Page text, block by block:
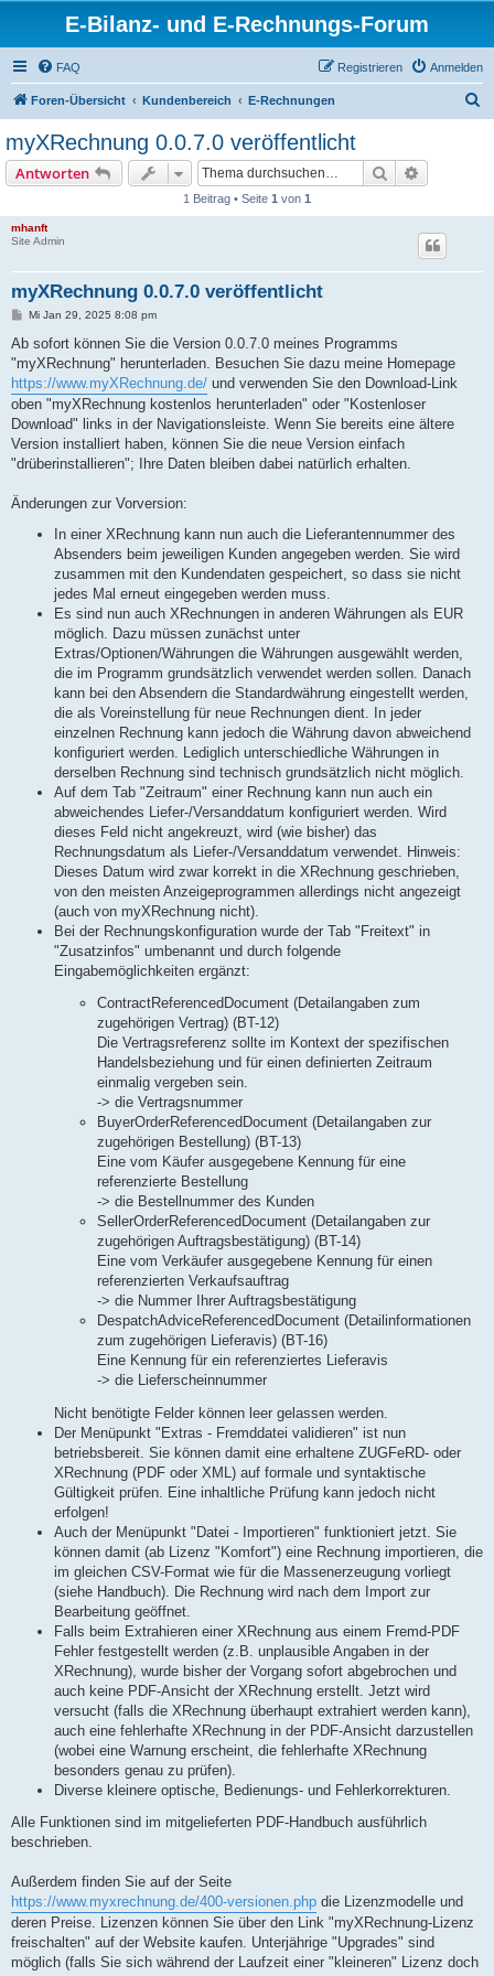
E-Bilanz- und E-Rechnungs-Forum
FAQ Anmelden
Registrieren
Foren-Übersicht Kundenbereich E-Rechnungen
myXRechnung 0.0.7.0 veröffentlicht
Antworten Suche
1 Beitrag • Seite 1 von 1
mhanft
Site Admin
myXRechnung 0.0.7.0 veröffentlicht
B
i
r
a
g
Mi Jan 29, 2025 8:08 pm
Ab sofort können Sie die Version 0.0.7.0 meines Programms
"myXRechnung" herunterladen. Besuchen Sie dazu meine Homepage
https://www.myXRechnung.de/ und verwenden Sie den Download-Link
oben "myXRechnung kostenlos herunterladen" oder "Kostenloser
Download" links in der Navigationsleiste. Wenn Sie bereits eine ältere
Version installiert haben, können Sie die neue Version einfach
"drüberinstallieren"; Ihre Daten bleiben dabei natürlich erhalten.
Änderungen zur Vorversion:
In einer XRechnung kann nun auch die Lieferantennummer des
Absenders beim jeweiligen Kunden angegeben werden. Sie wird
zusammen mit den Kundendaten gespeichert, so dass sie nicht
jedes Mal erneut eingegeben werden muss.
Es sind nun auch XRechnungen in anderen Währungen als EUR
möglich. Dazu müssen zunächst unter
Extras/Optionen/Währungen die Währungen ausgewählt werden,
die im Programm grundsätzlich verwendet werden sollen. Danach
kann bei den Absendern die Standardwährung eingestellt werden,
die als Voreinstellung für neue Rechnungen dient. In jeder
einzelnen Rechnung kann jedoch die Währung davon abweichend
konfiguriert werden. Lediglich unterschiedliche Währungen in
derselben Rechnung sind technisch grundsätzlich nicht möglich.
Auf dem Tab "Zeitraum" einer Rechnung kann nun auch ein
abweichendes Liefer-/Versanddatum konfiguriert werden. Wird
dieses Feld nicht angekreuzt, wird (wie bisher) das
Rechnungsdatum als Liefer-/Versanddatum verwendet. Hinweis:
Dieses Datum wird zwar korrekt in die XRechnung geschrieben,
von den meisten Anzeigeprogrammen allerdings nicht angezeigt
(auch von myXRechnung nicht).
Bei der Rechnungskonfiguration wurde der Tab "Freitext" in
"Zusatzinfos" umbenannt und durch folgende
Eingabemöglichkeiten ergänzt:
ContractReferencedDocument (Detailangaben zum
zugehörigen Vertrag) (BT-12)
Die Vertragsreferenz sollte im Kontext der spezifischen
Handelsbeziehung und für einen definierten Zeitraum
einmalig vergeben sein.
-> die Vertragsnummer
BuyerOrderReferencedDocument (Detailangaben zur
zugehörigen Bestellung) (BT-13)
Eine vom Käufer ausgegebene Kennung für eine
referenzierte Bestellung
-> die Bestellnummer des Kunden
SellerOrderReferencedDocument (Detailangaben zur
zugehörigen Auftragsbestätigung) (BT-14)
Eine vom Verkäufer ausgegebene Kennung für einen
referenzierten Verkaufsauftrag
-> die Nummer Ihrer Auftragsbestätigung
DespatchAdviceReferencedDocument (Detailinformationen
zum zugehörigen Lieferavis) (BT-16)
Eine Kennung für ein referenziertes Lieferavis
-> die Lieferscheinnummer
Nicht benötigte Felder können leer gelassen werden.
Der Menüpunkt "Extras - Fremddatei validieren" ist nun
betriebsbereit. Sie können damit eine erhaltene ZUGFeRD- oder
XRechnung (PDF oder XML) auf formale und syntaktische
Gültigkeit prüfen. Eine inhaltliche Prüfung kann jedoch nicht
erfolgen!
Auch der Menüpunkt "Datei - Importieren" funktioniert jetzt. Sie
können damit (ab Lizenz "Komfort") eine Rechnung importieren, die
im gleichen CSV-Format wie für die Massenerzeugung vorliegt
(siehe Handbuch). Die Rechnung wird nach dem Import zur
Bearbeitung geöffnet.
Falls beim Extrahieren einer XRechnung aus einem Fremd-PDF
Fehler festgestellt werden (z.B. unplausible Angaben in der
XRechnung), wurde bisher der Vorgang sofort abgebrochen und
auch keine PDF-Ansicht der XRechnung erstellt. Jetzt wird
versucht (falls die XRechnung überhaupt extrahiert werden kann),
auch eine fehlerhafte XRechnung in der PDF-Ansicht darzustellen
(wobei eine Warnung erscheint, die fehlerhafte XRechnung
besonders genau zu prüfen).
Diverse kleinere optische, Bedienungs- und Fehlerkorrekturen.
Alle Funktionen sind im mitgelieferten PDF-Handbuch ausführlich
beschrieben.
Außerdem finden Sie auf der Seite
https://www.myxrechnung.de/400-versionen.php die Lizenzmodelle und
deren Preise. Lizenzen können Sie über den Link "myXRechnung-Lizenz
freischalten" auf der Website kaufen. Unterjährige "Upgrades" sind
möglich (falls Sie sich während der Laufzeit einer "kleineren" Lizenz doch